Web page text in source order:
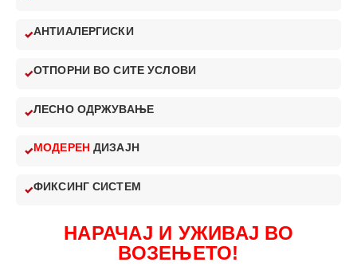
АНТИАЛЕРГИСКИ
ОТПОРНИ ВО СИТЕ УСЛОВИ
ЛЕСНО ОДРЖУВАЊЕ
МОДЕРЕН ДИЗАЈН
ФИКСИНГ СИСТЕМ
НАРАЧАЈ И УЖИВАЈ ВО
ВОЗЕЊЕТО!